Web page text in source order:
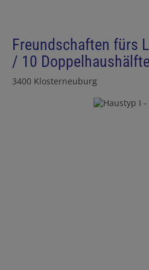
Freundschaften fürs
/ 10
3400 Klosterneuburg